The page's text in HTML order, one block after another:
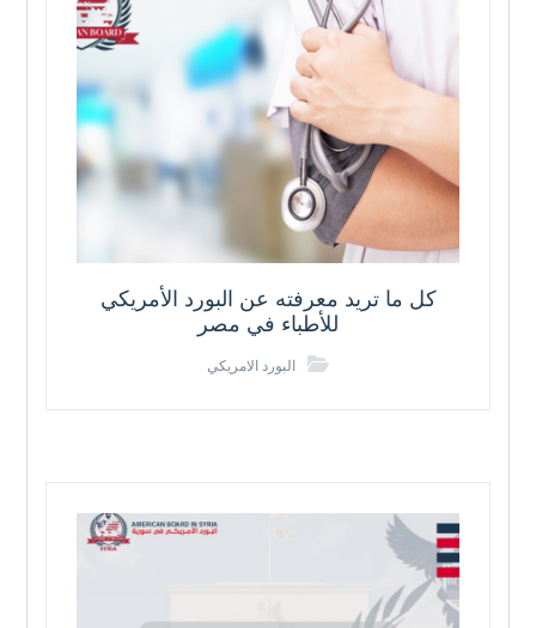
كل ما تريد معرفته عن البورد الأمريكي
للأطباء في مصر
البورد الامريكي